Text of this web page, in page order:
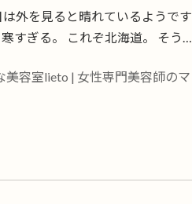
外を見ると晴れているようで
すぎる。 これぞ北海道。 そう…
容室lieto | 女性専門美容師の